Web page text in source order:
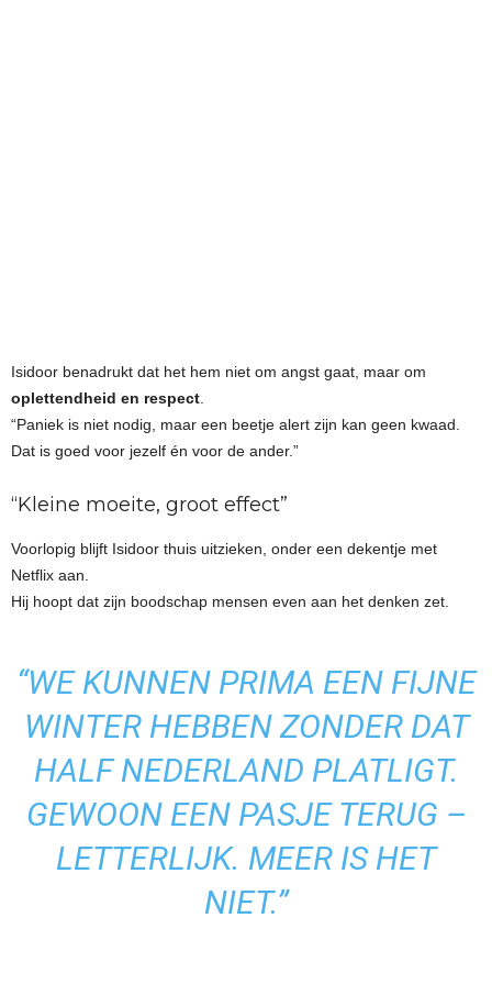
Isidoor benadrukt dat het hem niet om angst gaat, maar om
oplettendheid en respect
“Paniek is niet nodig, maar een beetje alert zijn kan geen kwaad.
Dat is goed voor jezelf én voor de ander.”
“Kleine moeite, groot effect”
Voorlopig blijft Isidoor thuis uitzieken, onder een dekentje met
Netflix aan.
Hij hoopt dat zijn boodschap mensen even aan het denken zet.
“WE KUNNEN PRIMA EEN FIJNE
WINTER HEBBEN ZONDER DAT
HALF NEDERLAND PLATLIGT.
GEWOON EEN PASJE TERUG –
LETTERLIJK. MEER IS HET
NIET.”